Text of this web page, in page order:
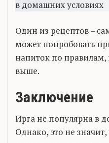
Один из рецептов –
может попробовать
напиток по
выше.
Заключение
Ирга не популярна в
Однако, это не